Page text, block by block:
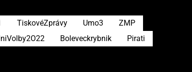
TiskovéZprávy Umo3
ZMP
Boleveckrybnik Pirati